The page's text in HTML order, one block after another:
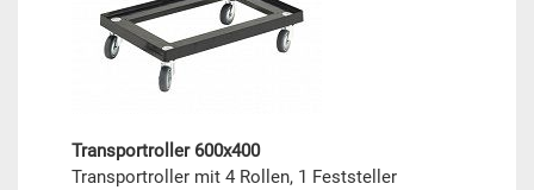
Transportroller 600x400
Transportroller mit 4 Rollen, 1 Feststeller